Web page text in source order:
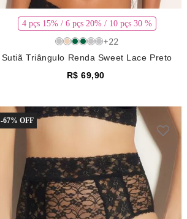
4 pçs 15% / 6 pçs 20% / 10 pçs 30 %
Sutiã Triângulo Renda Sweet Lace Preto
R$ 69,90
+22
-67%